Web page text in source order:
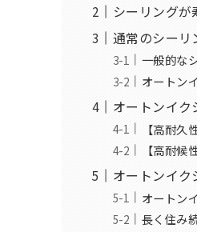
シーリングが
通常のシーリ
一般的な
オートン
オートンイク
【高耐久
【高耐候
オートンイ
オートン
長く住み